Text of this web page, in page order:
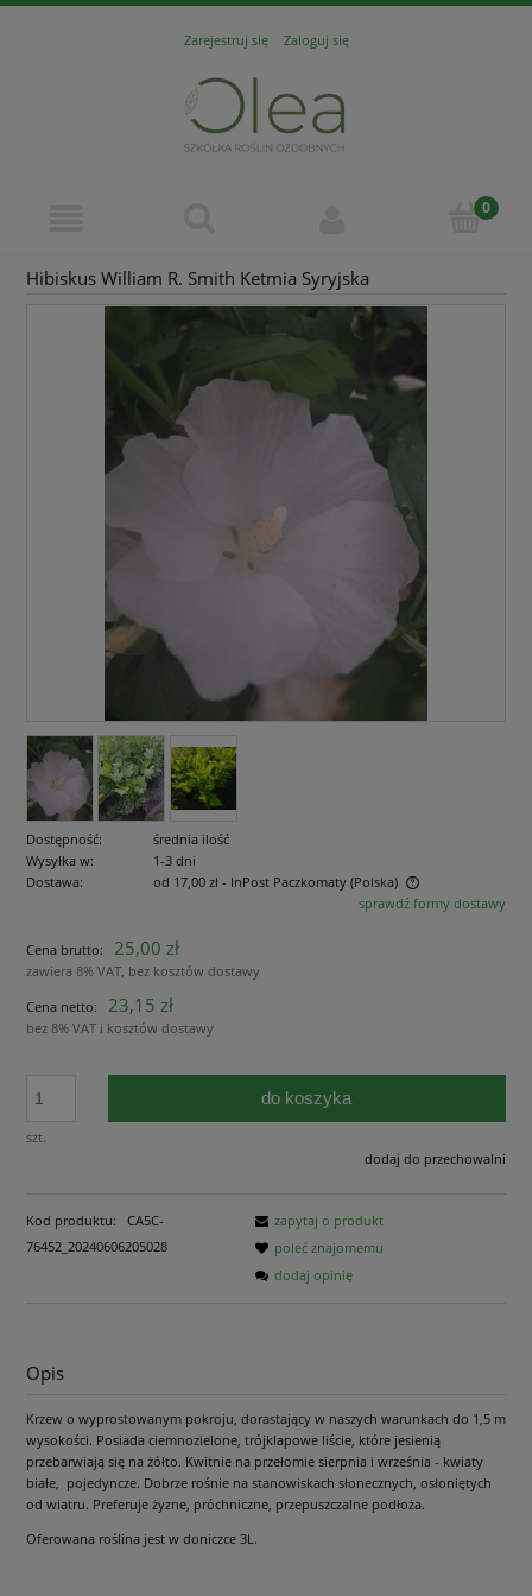
Zarejestruj się Zaloguj się
Hibiskus William R. Smith Ketmia Syryjska
Dostępność:
średnia ilość
Wysyłka w:
1-3 dni
Dostawa:
od 17,00 zł - InPost Paczkomaty (Polska)
Cena nie zawiera ewentualnych kosztów płatnościsprawdź formy dostawy
Cena brutto: 25,00 zł
zawiera 8% VAT, bez kosztów dostawy
Cena netto:
23,15 zł
bez 8% VAT i kosztów dostawy
szt.
do koszyka
dodaj do przechowalni
Kod produktu:
CA5C-
76452_20240606205028
zapytaj o produkt
poleć znajomemu
dodaj opinię
Opis
Krzew o wyprostowanym pokroju, dorastający w naszych warunkach do 1,5 m
wysokości. Posiada ciemnozielone, trójklapowe liście, które jesienią
przebarwiają się na żółto. Kwitnie na przełomie sierpnia i września - kwiaty
białe, pojedyncze. Dobrze rośnie na stanowiskach słonecznych, osłoniętych
od wiatru. Preferuje żyzne, próchniczne, przepuszczalne podłoża.
Oferowana roślina jest w doniczce 3L.